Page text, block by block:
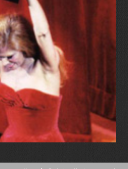
LA SUITE